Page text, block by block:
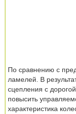
По сравнению с
ламелей. В
сцепления с
повысить
характеристика